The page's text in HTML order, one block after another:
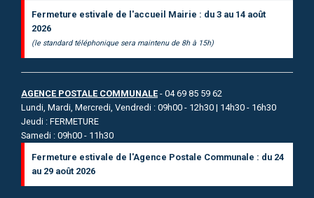
Fermeture estivale de l'accueil Mairie : du 3 au 14 août
2026
(le standard téléphonique sera maintenu de 8h à 15h)
AGENCE POSTALE COMMUNALE - 04 69 85 59 62
Lundi, Mardi, Mercredi, Vendredi : 09h00 - 12h30 | 14h30 - 16h30
Jeudi : FERMETURE
Samedi : 09h00 - 11h30
Fermeture estivale de l'Agence Postale Communale : du 24
au 29 août 2026